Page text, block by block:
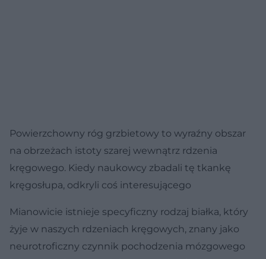
Powierzchowny róg grzbietowy to wyraźny obszar
na obrzeżach istoty szarej wewnątrz rdzenia
kręgowego. Kiedy naukowcy zbadali tę tkankę
kręgosłupa, odkryli coś interesującego
Mianowicie istnieje specyficzny rodzaj białka, który
żyje w naszych rdzeniach kręgowych, znany jako
neurotroficzny czynnik pochodzenia mózgowego